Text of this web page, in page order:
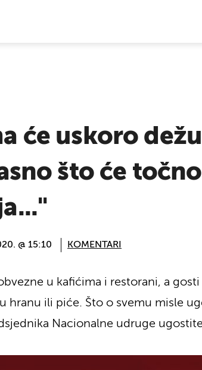
će uskoro
što će
@ 15:10 KOMENTARI
u kafićima i restorani, a
hranu ili piće. Što o svemu misle
Nacionalne udruge